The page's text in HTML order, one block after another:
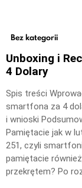
Bez kategorii
Unboxing i
4 Dolary
Spis treści
smartfona za 4
i wnioski
Pamiętacie jak w
251, czyli
pamiętacie
przekrętem? Po